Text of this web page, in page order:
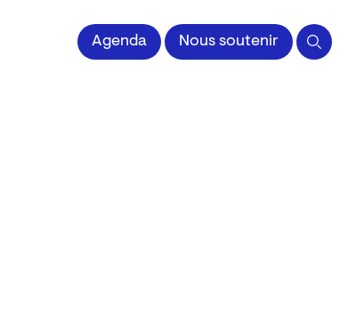
Agenda Nous soutenir